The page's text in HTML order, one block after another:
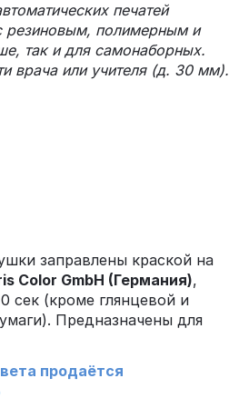
печатей
полимерным и
так и для самонаборных.
врача или учителя (д. 30 мм).
заправлены краской на
Color GmbH (Германия),
сек (кроме глянцевой и
Предназначены для
продаётся